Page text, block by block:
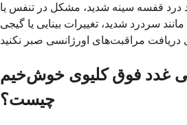
درد قفسه سینه شدید، مشکل در تنفس یا
سردرد شدید، تغییرات بینایی یا گیجی
غدد فوق کلیوی خوش‌خیم
چیست؟